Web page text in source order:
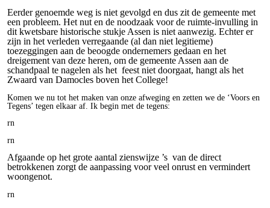
Eerder genoemde weg is niet gevolgd en dus zit de gemeente met
een probleem. Het nut en de noodzaak voor de ruimte-invulling in
dit kwetsbare historische stukje Assen is niet aanwezig. Echter er
zijn in het verleden verregaande (al dan niet legitieme)
toezeggingen aan de beoogde ondernemers gedaan en het
dreigement van deze heren, om de gemeente Assen aan de
schandpaal te nagelen als het feest niet doorgaat, hangt als het
Zwaard van Damocles boven het College!
Komen we nu tot het maken van onze afweging en zetten we de ‘Voors en
Tegens’ tegen elkaar af. Ik begin met de tegens:
rn
rn
Afgaande op het grote aantal zienswijze ’s van de direct
betrokkenen zorgt de aanpassing voor veel onrust en vermindert
woongenot.
rn